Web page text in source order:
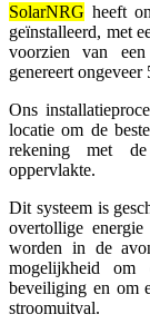
SolarNRG heeft
geïnstalleerd, met
voorzien van
genereert
Ons
locatie om de
rekening met
oppervlakte.
Dit systeem is
overtollige
worden in de
mogelijkheid
beveiliging en om
stroomuitval.